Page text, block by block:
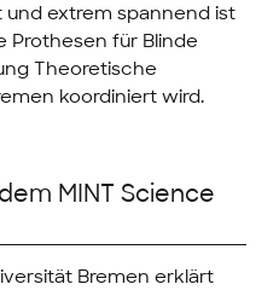
extrem spannend ist
Prothesen für Blinde
Theoretische
koordiniert wird.
MINT Science
Bremen erklärt